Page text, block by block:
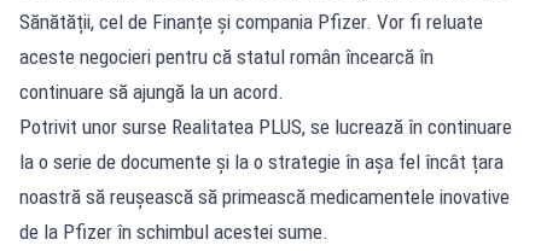
Sănătății, cel de Finanțe și compania Pfizer. Vor fi reluate
aceste negocieri pentru că statul român încearcă în
continuare să ajungă la un acord.
Potrivit unor surse Realitatea PLUS, se lucrează în continuare
la o serie de documente și la o strategie în așa fel încât țara
noastră să reușească să primească medicamentele inovative
de la Pfizer în schimbul acestei sume.